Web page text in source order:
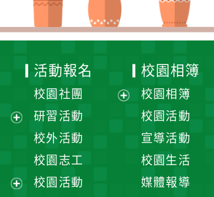
單
活動報名
校園社團
研習活動
校外活動
校園志工
校園活動
校園相簿
校園相簿
校園活動
宣導活動
校園生活
媒體報導